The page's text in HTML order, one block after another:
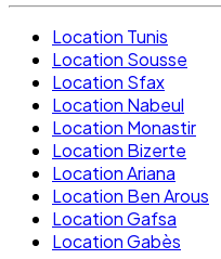
Location Tunis
Location Sousse
Location Sfax
Location Nabeul
Location Monastir
Location Bizerte
Location Ariana
Location Ben Arous
Location Gafsa
Location Gabès